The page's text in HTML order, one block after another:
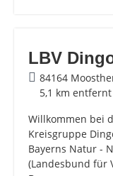
LBV
84164
5,1 km entfernt
Willkommen bei
Kreisgruppe
Bayerns Natur -
(Landesbund für